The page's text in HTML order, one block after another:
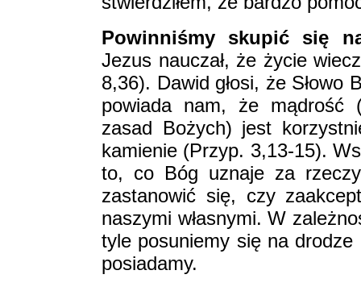
Powinniśmy skupić się
Jezus nauczał, że życie
8,36). Dawid głosi, że Słowo
powiada nam, że mądrość
zasad Bożych) jest
kamienie (Przyp. 3,13-15).
to, co Bóg uznaje za
zastanowić się, czy
naszymi własnymi. W
tyle posuniemy się na
posiadamy.